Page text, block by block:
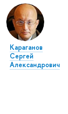
Караганов
Сергей
Александрович